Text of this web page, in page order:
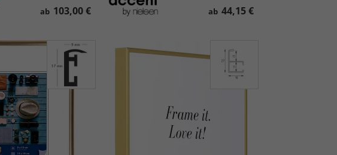
ab 103,00 € ab 44,15 €